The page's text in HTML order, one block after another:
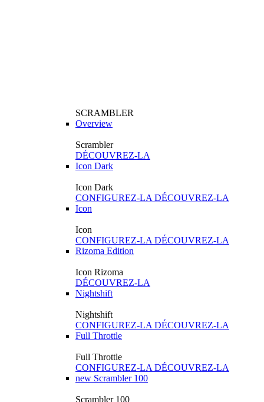
SCRAMBLER
Overview
Scrambler
DÉCOUVREZ-LA
Icon Dark
Icon Dark
CONFIGUREZ-LA DÉCOUVREZ-LA
Icon
Icon
CONFIGUREZ-LA DÉCOUVREZ-LA
Rizoma Edition
Icon Rizoma
DÉCOUVREZ-LA
Nightshift
Nightshift
CONFIGUREZ-LA DÉCOUVREZ-LA
Full Throttle
Full Throttle
CONFIGUREZ-LA DÉCOUVREZ-LA
new Scrambler 100
Scrambler 100